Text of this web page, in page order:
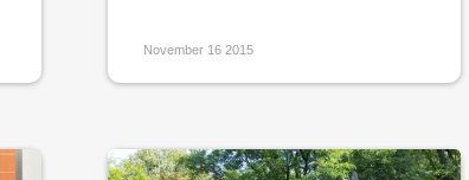
November 16 2015